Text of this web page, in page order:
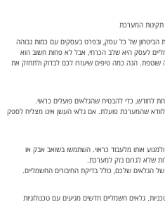
הביטחון של כל עסק, ובפרט בעסקים עם כמות גבוהה
לעסק היא שלב הכרחי, אבל לא פחות חשוב הוא
הנה כמה טיפים שיעזרו לכם לבדוק ולתחזק את
לחודש, כדי להבטיח שהגלאים פועלים כראוי.
שהמערכת פועלת. אם גלאי העשן אינו מצליח לספק
ולמנוע אותו מלעבוד כראוי. השתמשו בשואב אבק או
שלא לגרום נזק למערכת.
גלאים חשמליים חדשים מגיעים עם טכנולוגיות
רבה יותר. חשוב להתייעץ עם חשמלאי מוסמך לגבי